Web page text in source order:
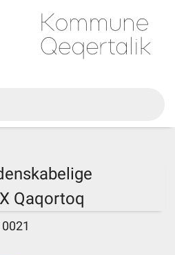
Qaqortoq